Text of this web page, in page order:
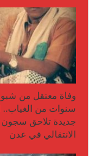
وفاة معتقل من
سنوات من الغياب..
جديدة تلاحق سجون
الانتقالي في عدن